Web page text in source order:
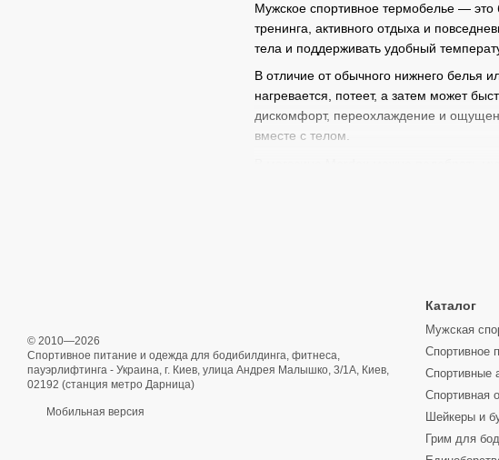
Мужское спортивное термобелье — это
тренинга, активного отдыха и
тела и поддерживать удобный
В отличие от обычного нижнего белья
нагревается, потеет, а затем может
дискомфорт, переохлаждение и
вместе с телом.
Мужское спортивное термобелье
тренировок в прохладном зале;
функционального тренинга;
© 2010—2026
Спортивное питание и одежда для бодибилдинга, фитнеса,
пауэрлифтинга - Украина, г. Киев, улица Андрея Малышко, 3/1А, Киев,
02192 (станция метро Дарница)
Мобильная версия
Каталог
Мужская
Спортивное
Спортивные
Спортивная
Шейкеры и
Грим для